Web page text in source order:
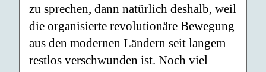
zu sprechen, dann natürlich deshalb, weil
die organisierte revolutionäre Bewegung
aus den modernen Ländern seit langem
restlos verschwunden ist. Noch viel